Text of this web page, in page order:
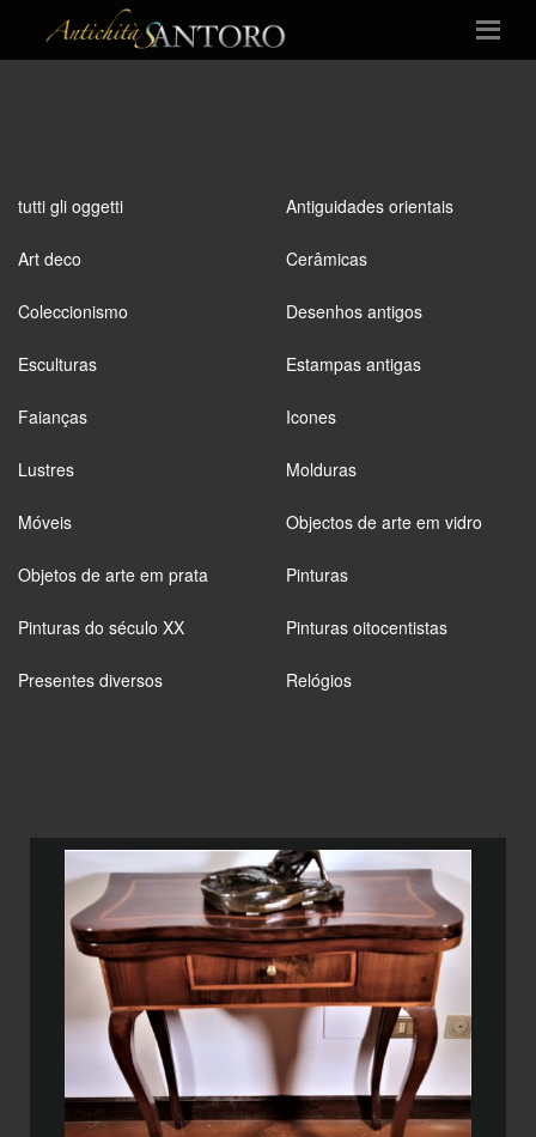
tutti gli oggetti Antiguidades orientais
Art deco Cerâmicas
Coleccionismo Desenhos antigos
Esculturas Estampas antigas
Faianças Icones
Lustres Molduras
Móveis Objectos de arte em vidro
Objetos de arte em prata Pinturas
Pinturas do século XX Pinturas oitocentistas
Presentes diversos Relógios